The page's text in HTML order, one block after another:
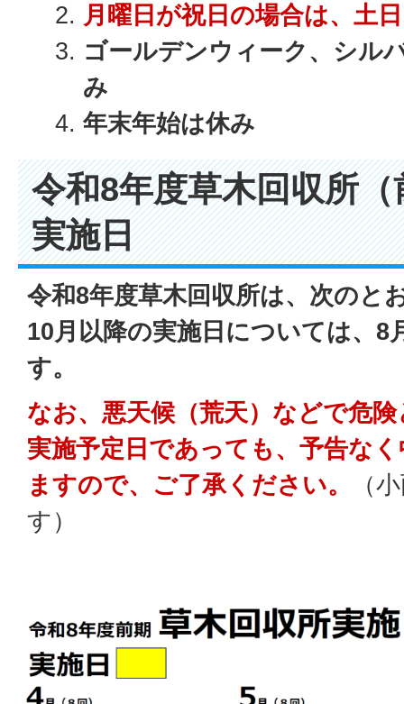
月曜日が祝日の場合は、土
ゴールデンウィーク、シル
み
年末年始は休み
令和8年度草木回収所
実施日
令和8年度草木回収所は、次のと
10月以降の実施日については、8
す。
なお、悪天候（荒天）などで危
実施予定日であっても、予告な
ますので、ご了承ください。
（
す）